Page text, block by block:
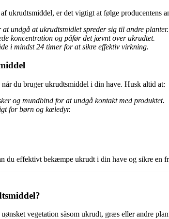
ukrudtsmiddel, er det vigtigt at følge producentens
undgå at ukrudtsmidlet spreder sig til andre planter.
koncentration og påfør det jævnt over ukrudtet.
i mindst 24 timer for at sikre effektiv virkning.
du bruger ukrudtsmiddel i din have. Husk altid at:
og mundbind for at undgå kontakt med produktet.
for børn og kæledyr.
du effektivt bekæmpe ukrudt i din have og sikre en
vegetation såsom ukrudt, græs eller andre